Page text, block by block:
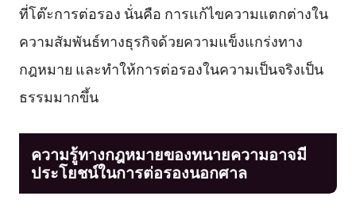
ที่โต๊ะการต่อรอง นั่นคือ การแก้ไขความแตกต่างใน
ความสัมพันธ์ทางธุรกิจด้วยความแข็งแกร่งทาง
กฎหมาย และทำให้การต่อรองในความเป็นจริงเป็น
ธรรมมากขึ้น
ความรู้ทางกฎหมายของทนายความอาจมี
ประโยชน์ในการต่อรองนอกศาล